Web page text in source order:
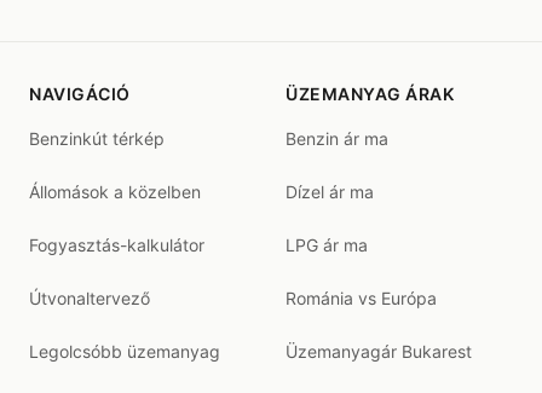
NAVIGÁCIÓ
Benzinkút térkép
Állomások a közelben
Fogyasztás-kalkulátor
Útvonaltervező
Legolcsóbb üzemanyag
ÜZEMANYAG ÁRAK
Benzin ár ma
Dízel ár ma
LPG ár ma
Románia vs Európa
Üzemanyagár Bukarest